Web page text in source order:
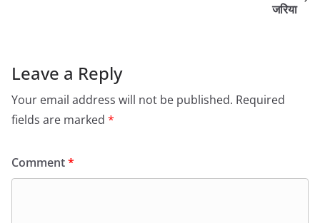
जरिया
Leave a Reply
Your email address will not be published. Required
fields are marked *
Comment*